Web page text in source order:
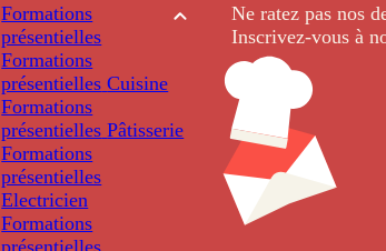
Formations
présentielles
Formations
présentielles Cuisine
Formations
présentielles Pâtisserie
Formations
présentielles
Electricien
Formations
présentielles
Ne ratez pas nos
Inscrivez-vous à